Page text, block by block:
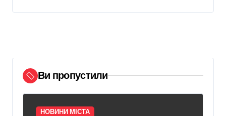
Ви пропустили
НОВИНИ МІСТА